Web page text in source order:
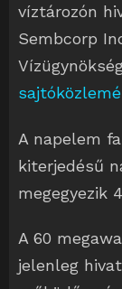
víztározón
Sembcorp
A napelem
kiterjedésű
megegyezik
A 60
jelenleg